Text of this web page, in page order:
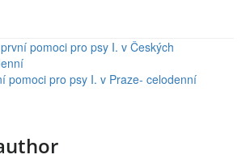
pomoci pro psy I. v Českých
pomoci pro psy I. v Praze- celodenní